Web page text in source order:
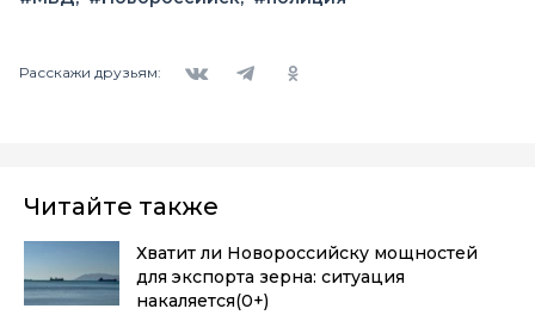
Расскажи друзьям:
Читайте также
Хватит ли Новороссийску мощностей
для экспорта зерна: ситуация
накаляется(0+)